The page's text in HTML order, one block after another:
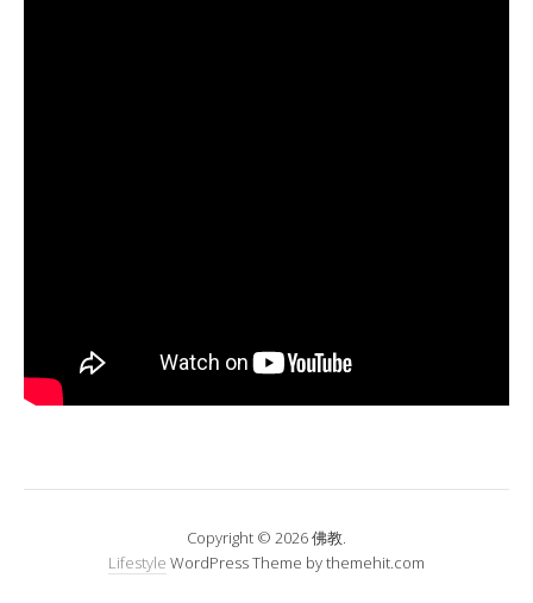
Copyright © 2026 佛教.
Lifestyle WordPress Theme by themehit.com